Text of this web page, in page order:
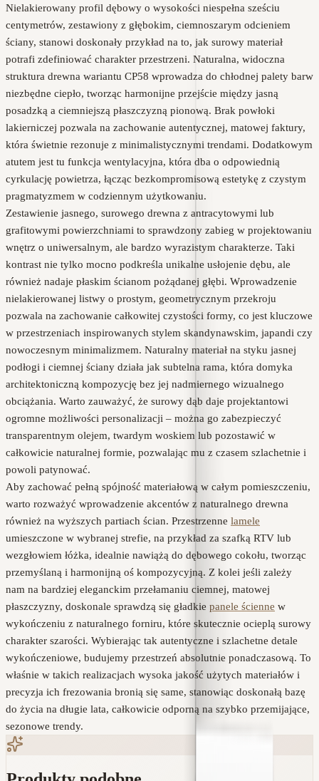
Nielakierowany profil dębowy o wysokości niespełna sześciu
centymetrów, zestawiony z głębokim, ciemnoszarym odcieniem
ściany, stanowi doskonały przykład na to, jak surowy materiał
potrafi zdefiniować charakter przestrzeni. Naturalna, widoczna
struktura drewna wariantu CP58 wprowadza do chłodnej palety barw
niezbędne ciepło, tworząc harmonijne przejście między jasną
posadzką a ciemniejszą płaszczyzną pionową. Brak powłoki
lakierniczej pozwala na zachowanie autentycznej, matowej faktury,
która świetnie rezonuje z minimalistycznymi trendami. Dodatkowym
atutem jest tu funkcja wentylacyjna, która dba o odpowiednią
cyrkulację powietrza, łącząc bezkompromisową estetykę z czystym
pragmatyzmem w codziennym użytkowaniu.
Zestawienie jasnego, surowego drewna z antracytowymi lub
grafitowymi powierzchniami to sprawdzony zabieg w projektowaniu
wnętrz o uniwersalnym, ale bardzo wyrazistym charakterze. Taki
kontrast nie tylko mocno podkreśla unikalne usłojenie dębu, ale
również nadaje płaskim ścianom pożądanej głębi. Wprowadzenie
nielakierowanej listwy o prostym, geometrycznym przekroju
pozwala na zachowanie całkowitej czystości formy, co jest kluczowe
w przestrzeniach inspirowanych stylem skandynawskim, japandi czy
nowoczesnym minimalizmem. Naturalny materiał na styku jasnej
podłogi i ciemnej ściany działa jak subtelna rama, która domyka
architektoniczną kompozycję bez jej nadmiernego wizualnego
obciążania. Warto zauważyć, że surowy dąb daje projektantowi
ogromne możliwości personalizacji – można go zabezpieczyć
transparentnym olejem, twardym woskiem lub pozostawić w
całkowicie naturalnej formie, pozwalając mu z czasem szlachetnie i
powoli patynować.
Aby zachować pełną spójność materiałową w całym pomieszczeniu,
warto rozważyć wprowadzenie akcentów z naturalnego drewna
również na wyższych partiach ścian. Przestrzenne lamele
umieszczone w wybranej strefie, na przykład za szafką RTV lub
wezgłowiem łóżka, idealnie nawiążą do dębowego cokołu, tworząc
przemyślaną i harmonijną oś kompozycyjną. Z kolei jeśli zależy
nam na bardziej eleganckim przełamaniu ciemnej, matowej
płaszczyzny, doskonale sprawdzą się gładkie panele ścienne w
wykończeniu z naturalnego forniru, które skutecznie ocieplą surowy
charakter szarości. Wybierając tak autentyczne i szlachetne detale
wykończeniowe, budujemy przestrzeń absolutnie ponadczasową. To
właśnie w takich realizacjach wysoka jakość użytych materiałów i
precyzja ich frezowania bronią się same, stanowiąc doskonałą bazę
do życia na długie lata, całkowicie odporną na szybko przemijające,
sezonowe trendy.